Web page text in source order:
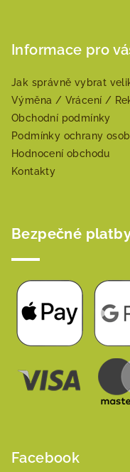
Informace pro
Jak správně vybrat
Výměna / Vrácení /
Obchodní podmínky
Podmínky ochrany
Hodnocení obchodu
Kontakty
Bezpečné
Facebook